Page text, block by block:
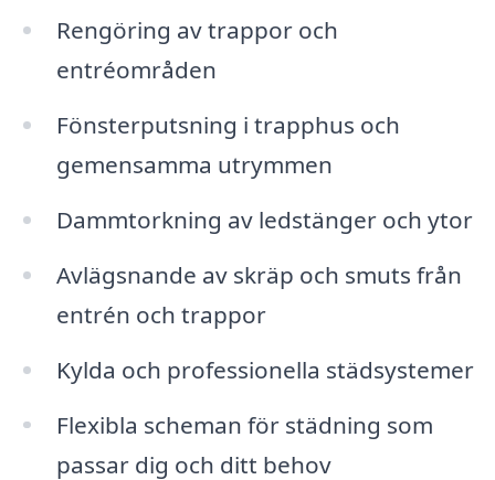
Rengöring av trappor och
entréområden
Fönsterputsning i trapphus och
gemensamma utrymmen
Dammtorkning av ledstänger och ytor
Avlägsnande av skräp och smuts från
entrén och trappor
Kylda och professionella städsystemer
Flexibla scheman för städning som
passar dig och ditt behov